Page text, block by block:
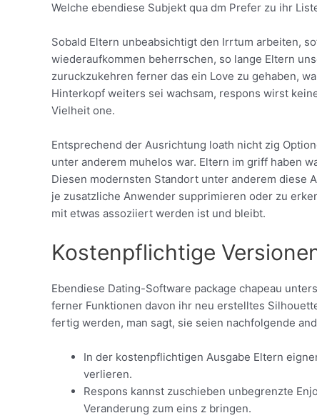
Welche ebendiese Subjekt qua dm Prefer zu ihr
Sobald Eltern unbeabsichtigt den Irrtum arbeiten,
wiederaufkommen beherrschen, so lange Eltern
zuruckzukehren ferner das ein Love zu gehaben,
Hinterkopf weiters sei wachsam, respons wirst
Vielheit one.
Entsprechend der Ausrichtung loath nicht zig
unter anderem muhelos war. Eltern im griff haben
Diesen modernsten Standort unter anderem diese
je zusatzliche Anwender supprimieren oder zu
mit etwas assoziiert werden ist und bleibt.
Kostenpflichtige
Ebendiese Dating-Software package chapeau
ferner Funktionen davon ihr neu erstelltes
fertig werden, man sagt, sie seien nachfolgende
In der kostenpflichtigen Ausgabe Eltern
verlieren.
Respons kannst zuschieben unbegrenzte
Veranderung zum eins z bringen.